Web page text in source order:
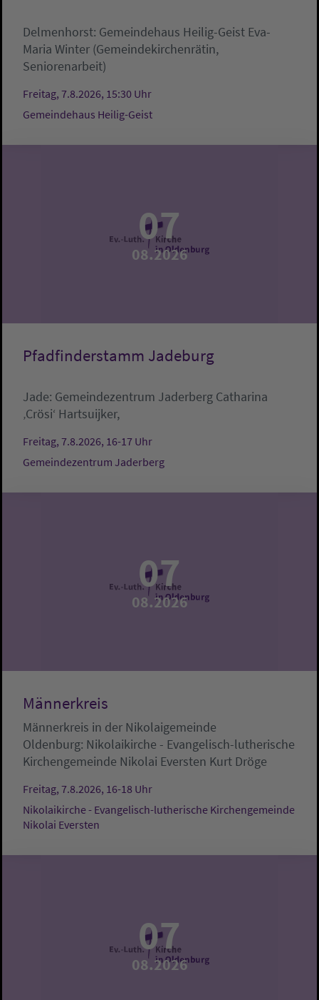
Delmenhorst: Gemeindehaus Heilig-Geist Eva-
Maria Winter (Gemeindekirchenrätin,
Seniorenarbeit)
Freitag, 7.8.2026, 15:30 Uhr
Gemeindehaus Heilig-Geist
07
08.2026
Pfadfinderstamm Jadeburg
Jade: Gemeindezentrum Jaderberg Catharina
‚Crösi‘ Hartsuijker,
Freitag, 7.8.2026, 16-17 Uhr
Gemeindezentrum Jaderberg
07
08.2026
Männerkreis
Männerkreis in der Nikolaigemeinde
Oldenburg: Nikolaikirche - Evangelisch-lutherische
Kirchengemeinde Nikolai Eversten Kurt Dröge
Freitag, 7.8.2026, 16-18 Uhr
Nikolaikirche - Evangelisch-lutherische Kirchengemeinde
Nikolai Eversten
07
08.2026